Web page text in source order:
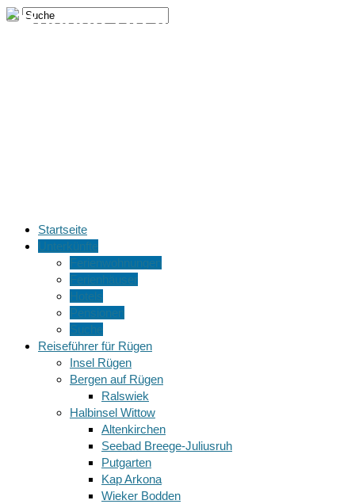
Startseite
Unterkünfte
Ferienwohnungen
Ferienhäuser
Hotels
Pensionen
Suche
Reiseführer für Rügen
Insel Rügen
Bergen auf Rügen
Ralswiek
Halbinsel Wittow
Altenkirchen
Seebad Breege-Juliusruh
Putgarten
Kap Arkona
Wieker Bodden